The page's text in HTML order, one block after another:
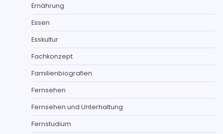
Ernährung
Essen
Esskultur
Fachkonzept
Familienbiografien
Fernsehen
Fernsehen und Unterhaltung
Fernstudium